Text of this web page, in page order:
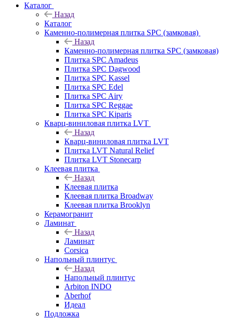
Каталог
Назад
Каталог
Каменно-полимерная плитка SPC (замковая)
Назад
Каменно-полимерная плитка SPC (замковая)
Плитка SPC Amadeus
Плитка SPC Dagwood
Плитка SPC Kassel
Плитка SPC Edel
Плитка SPC Airy
Плитка SPC Reggae
Плитка SPC Kiparis
Кварц-виниловая плитка LVT
Назад
Кварц-виниловая плитка LVT
Плитка LVT Natural Relief
Плитка LVT Stonecarp
Клеевая плитка
Назад
Клеевая плитка
Клеевая плитка Broadway
Клеевая плитка Brooklyn
Керамогранит
Ламинат
Назад
Ламинат
Corsica
Напольный плинтус
Назад
Напольный плинтус
Arbiton INDO
Aberhof
Идеал
Подложка